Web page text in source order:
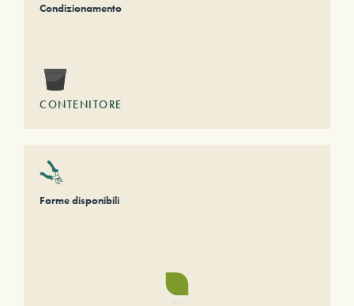
Condizionamento
CONTENITORE
Forme disponibili